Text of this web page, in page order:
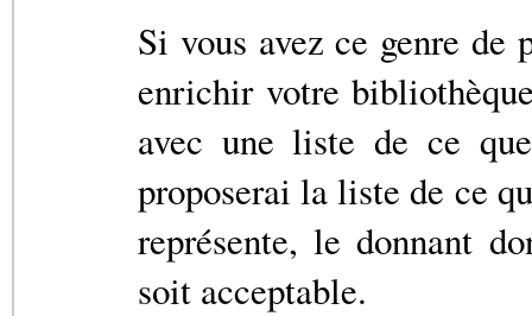
Si vous avez ce genre de
enrichir votre
avec une liste de ce
proposerai la liste de ce
représente, le donnant
soit acceptable.